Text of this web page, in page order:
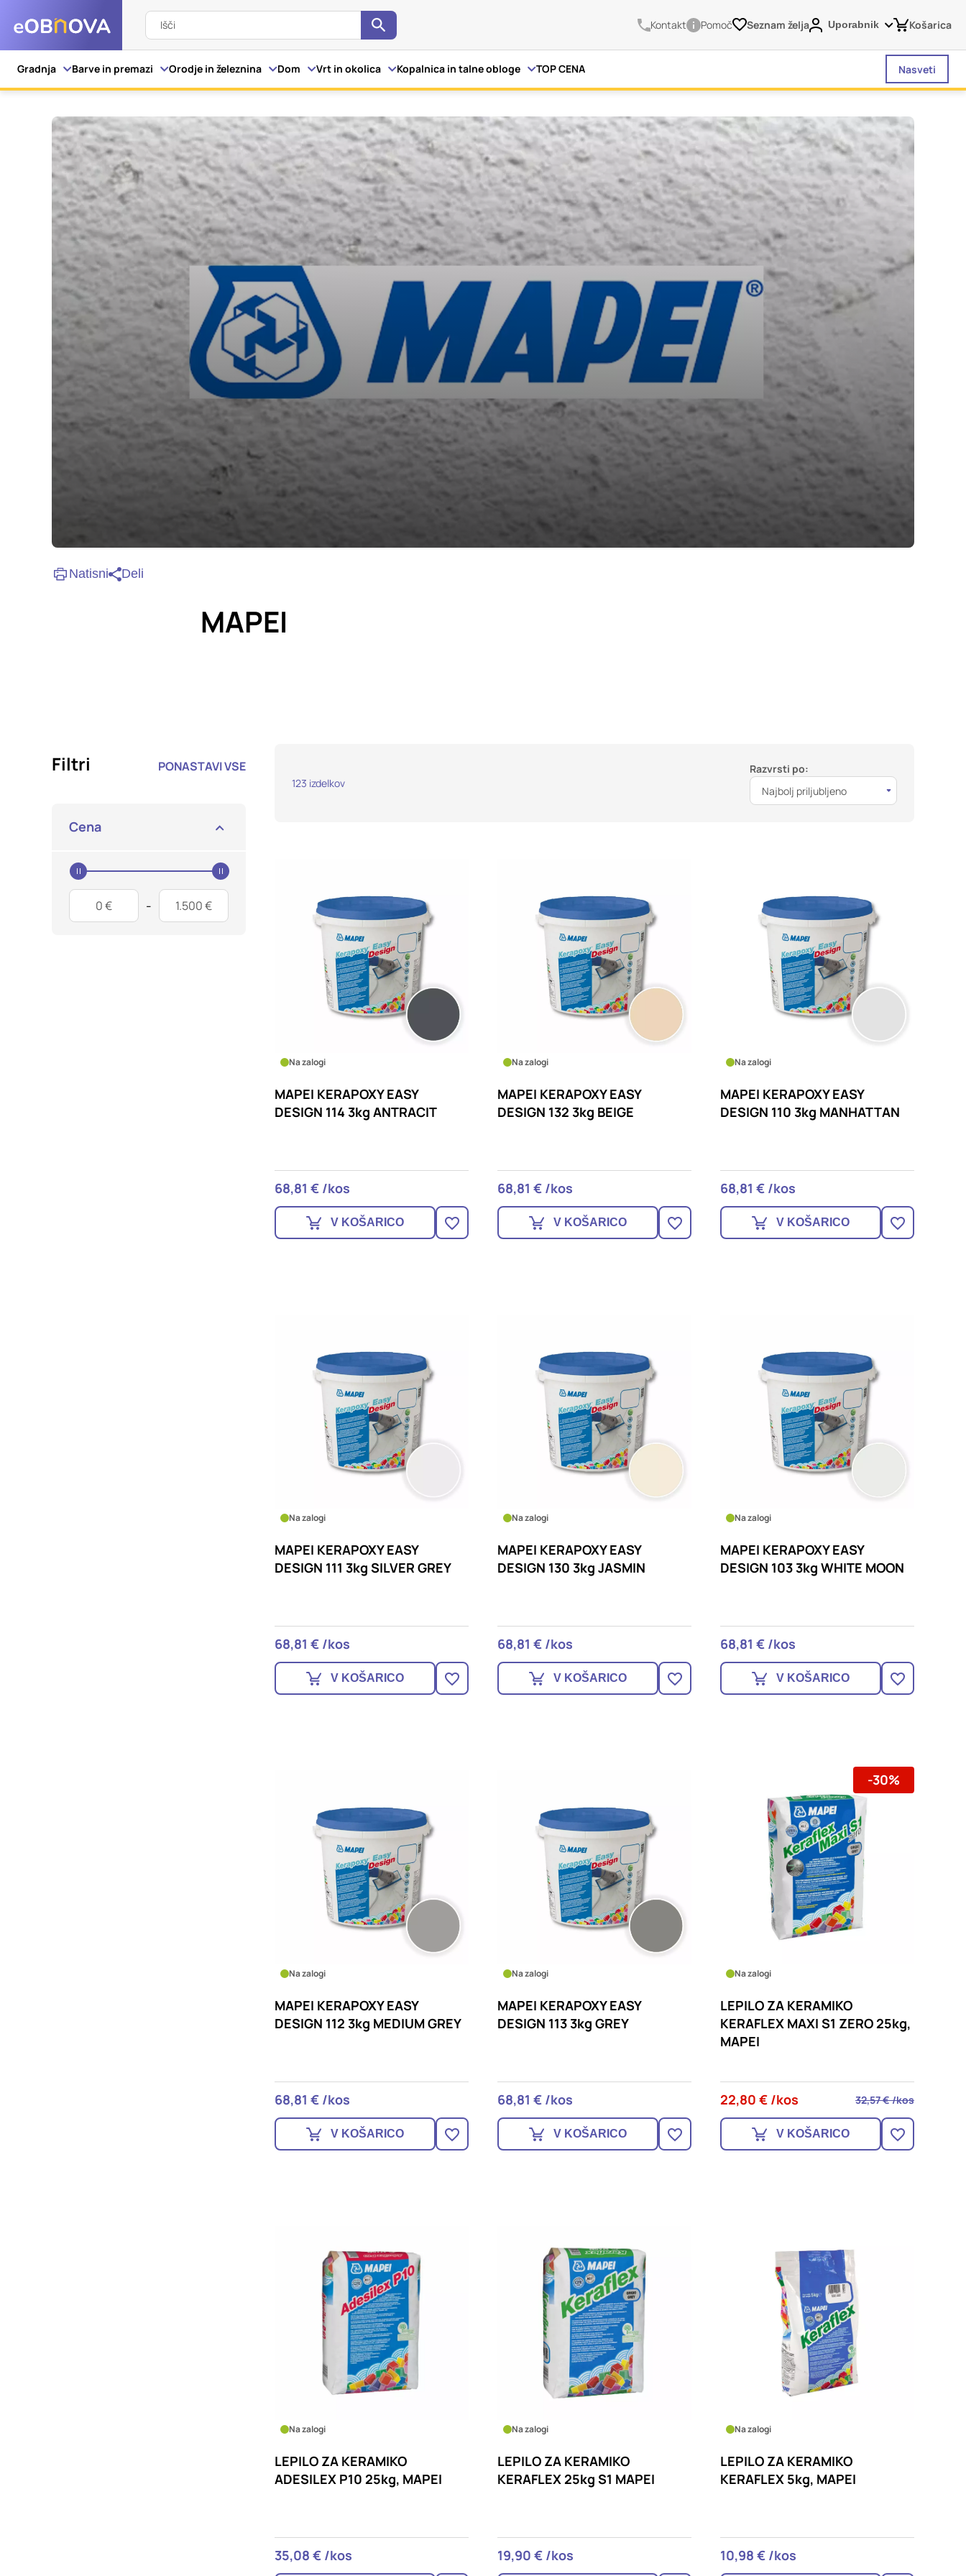
Išči
Išči Kontakt Pomoč Seznam želja Uporabnik Košarica
Gradnja Barve in premazi Orodje in železnina Dom Vrt in okolica Kopalnica in talne obloge TOP CENA Nasveti
Natisni Deli
MAPEI
Filtri PONASTAVI VSE
Cena
Price Start
-
Price End
123 izdelkov
Razvrsti po:
Najbolj priljubljeno
Na zalogi
MAPEI KERAPOXY EASY
DESIGN 114 3kg ANTRACIT
68,81 € /kos
V KOŠARICO
Na zalogi
MAPEI KERAPOXY EASY
DESIGN 132 3kg BEIGE
68,81 € /kos
V KOŠARICO
Na zalogi
MAPEI KERAPOXY EASY
DESIGN 110 3kg MANHATTAN
68,81 € /kos
V KOŠARICO
Na zalogi
MAPEI KERAPOXY EASY
DESIGN 111 3kg SILVER GREY
68,81 € /kos
V KOŠARICO
Na zalogi
MAPEI KERAPOXY EASY
DESIGN 130 3kg JASMIN
68,81 € /kos
V KOŠARICO
Na zalogi
MAPEI KERAPOXY EASY
DESIGN 103 3kg WHITE MOON
68,81 € /kos
V KOŠARICO
Na zalogi
MAPEI KERAPOXY EASY
DESIGN 112 3kg MEDIUM GREY
68,81 € /kos
V KOŠARICO
Na zalogi
MAPEI KERAPOXY EASY
DESIGN 113 3kg GREY
68,81 € /kos
V KOŠARICO
-30%
Na zalogi
LEPILO ZA KERAMIKO
KERAFLEX MAXI S1 ZERO 25kg,
MAPEI
22,80 € /kos 32,57 € /kos
V KOŠARICO
Na zalogi
LEPILO ZA KERAMIKO
ADESILEX P10 25kg, MAPEI
35,08 € /kos
Na zalogi
LEPILO ZA KERAMIKO
KERAFLEX 25kg S1 MAPEI
19,90 € /kos
Na zalogi
LEPILO ZA KERAMIKO
KERAFLEX 5kg, MAPEI
10,98 € /kos
Nastavitve piškotkov
Vaša zasebnost
Ko obiščete katero koli spletno mesto, mesto lahko shrani ali pridobi informacije iz vašega brskalnika,
večinoma v obliki piškotkov. Te informacije se lahko navezujejo na vas, vaše nastavitve, vašo napravo ali
pa skrbijo, da vaše spletno mesto deluje v skladu z vašimi pričakovanji. Te informacije običajno ne
razkrivajo neposredno vaše identitete, vendar vam lahko zagotovijo bolj prilagojeno spletno uporabniško
izkušnjo. Nekatere vrste piškotkov lahko zavrnete. Klikajte različna imena kategorij, da si ogledate več
informacij in spremenite privzete nastavitve. Blokiranje določenih vrst piškotkov vpliva na vašo uporabo
tega spletnega mesta in naše storitve.Več informacij
Obvezni piškotki
Ti piškotki so nujni za delovanje spletnega mesta, zato jih v naših sistemih ni mogoče izklopiti. Običajno
so nastavljeni samo kot odziv na vaša dejanja, ki vodijo do storitvenih zahtev, na primer nastavitev
zasebnosti, prijava ali izpolnjevanje obrazcev. Na voljo imate nastavitev, da brskalnik blokira te piškotke ali
vas opozori na njih. V tem primeru nekateri deli spletnega mesta ne bodo delovali.
Vedno aktivni
Piškotki za učinkovitost delovanja
S temi piškotki štejemo obiske in izvor prometa, da lahko merimo in izboljšamo učinkovitost delovanja
našega spletnega mesta. Z njimi prepoznamo, katera mesta so najbolj in najmanj priljubljena, in
opazujemo, kako se obiskovalci pomikajo po spletnem mestu. Podatki, ki jih piškotki zbirajo, so združeni in
anonimni. Če uporabo teh piškotkov zavrnete, ne bomo vedeli, kdaj ste obiskali naše spletno mesto.
Piškotki za ciljno usmerjenost
Te piškotke nastavijo naši oglaševalski partnerji. Partnerska oglaševalska podjetja jih lahko uporabljajo za